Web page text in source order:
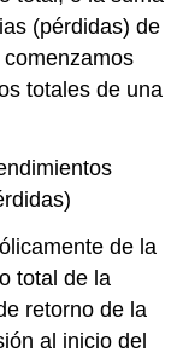
(pérdidas) de
totales de una
de la
total de la
retorno de la
al inicio del